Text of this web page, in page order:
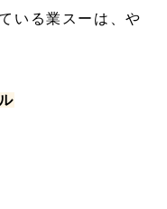
いる業スーは、や